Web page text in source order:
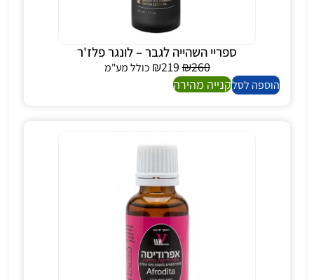
ספריי השהייה לגבר – לונגר פלז'ר
₪260
₪219
כולל מע"מ
הוספה לסלקנייה מהירה